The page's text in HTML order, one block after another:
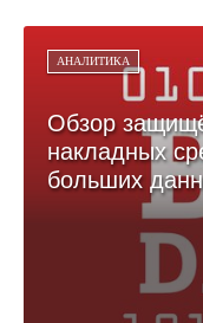
АНАЛИТИКА
Обзор
накладных
больших